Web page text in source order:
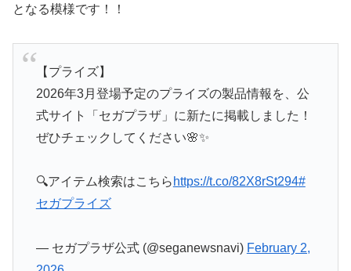
となる模様です！！
【プライズ】
2026年3月登場予定のプライズの製品情報を、公
式サイト「セガプラザ」に新たに掲載しました！
ぜひチェックしてください🌸✨
🔍アイテム検索はこちら https://t.co/82X8rSt294#
セガプライズ
— セガプラザ公式 (@seganewsnavi) February 2,